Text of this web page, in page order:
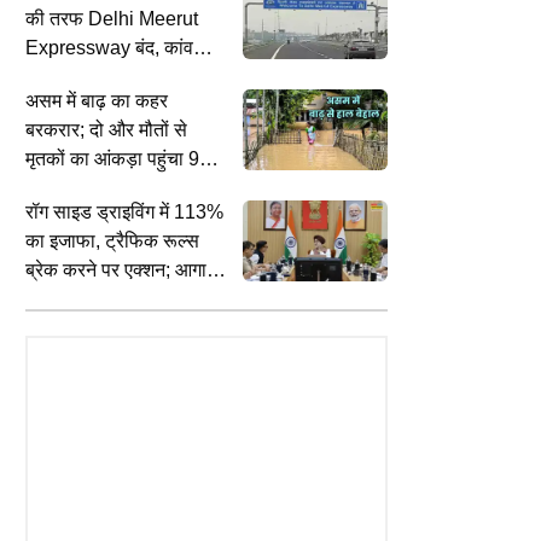
की तरफ Delhi Meerut
Expressway बंद, कांवड़ियों
डायवर्जन लागू
असम में बाढ़ का कहर
बरकरार; दो और मौतों से
मृतकों का आंकड़ा पहुंचा 97,
भी प्रभावित
रॉग साइड ड्राइविंग में 113%
का इजाफा, ट्रैफिक रूल्स
ब्रेक करने पर एक्शन; आगामी